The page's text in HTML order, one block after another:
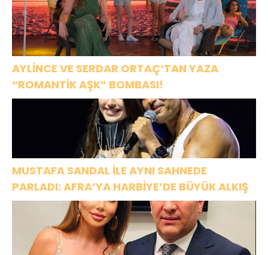
AYLİNCE VE SERDAR ORTAÇ’TAN YAZA
“ROMANTİK AŞK” BOMBASI!
MUSTAFA SANDAL İLE AYNI SAHNEDE
PARLADI: AFRA’YA HARBİYE’DE BÜYÜK ALKIŞ